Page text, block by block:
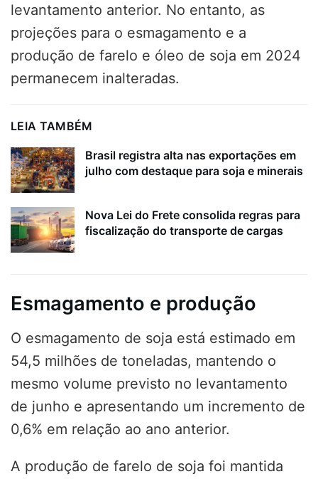
levantamento anterior. No entanto, as
projeções para o esmagamento e a
produção de farelo e óleo de soja em 2024
permanecem inalteradas.
LEIA TAMBÉM
Brasil registra alta nas exportações em
julho com destaque para soja e minerais
Nova Lei do Frete consolida regras para
fiscalização do transporte de cargas
Esmagamento e produção
O esmagamento de soja está estimado em
54,5 milhões de toneladas, mantendo o
mesmo volume previsto no levantamento
de junho e apresentando um incremento de
0,6% em relação ao ano anterior.
A produção de farelo de soja foi mantida